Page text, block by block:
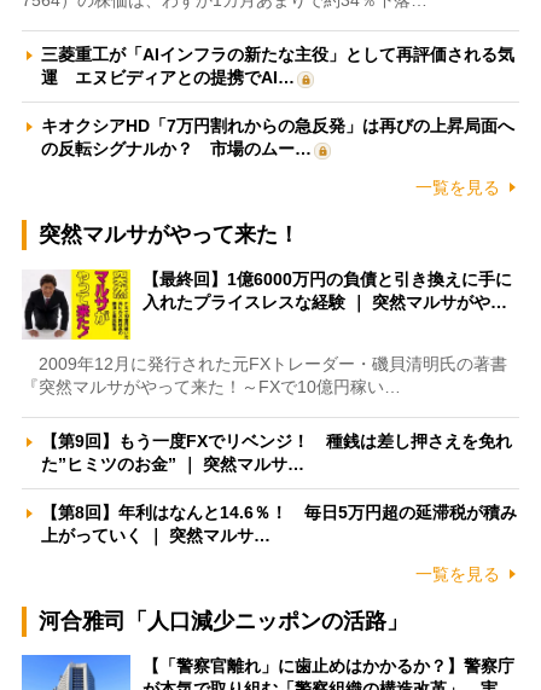
三菱重工が「AIインフラの新たな主役」として再評価される気
運 エヌビディアとの提携でAI…
キオクシアHD「7万円割れからの急反発」は再びの上昇局面へ
の反転シグナルか？ 市場のムー…
一覧を見る
突然マルサがやって来た！
【最終回】1億6000万円の負債と引き換えに手に
入れたプライスレスな経験 ｜ 突然マルサがや…
2009年12月に発行された元FXトレーダー・磯貝清明氏の著書
『突然マルサがやって来た！～FXで10億円稼い…
【第9回】もう一度FXでリベンジ！ 種銭は差し押さえを免れ
た”ヒミツのお金” ｜ 突然マルサ…
【第8回】年利はなんと14.6％！ 毎日5万円超の延滞税が積み
上がっていく ｜ 突然マルサ…
一覧を見る
河合雅司「人口減少ニッポンの活路」
【「警察官離れ」に歯止めはかかるか？】警察庁